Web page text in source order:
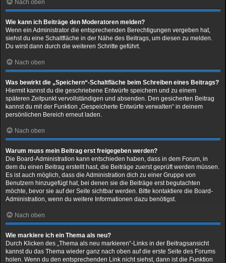
Nach oben
Wie kann ich Beiträge den Moderatoren melden?
Wenn ein Administrator die entsprechenden Berechtigungen vergeben hat,
siehst du eine Schaltfläche in der Nähe des Beitrags, um diesen zu melden.
Du wirst dann durch die weiteren Schritte geführt.
Nach oben
Was bewirkt die „Speichern“-Schaltfläche beim Schreiben eines Beitrags?
Hiermit kannst du die geschriebene Entwürfe speichern und zu einem
späteren Zeitpunkt vervollständigen und absenden. Den gesicherten Beitrag
kannst du mit der Funktion „Gespeicherte Entwürfe verwalten“ in deinem
persönlichen Bereich erneut laden.
Nach oben
Warum muss mein Beitrag erst freigegeben werden?
Die Board-Administration kann entschieden haben, dass in dem Forum, in
dem du einen Beitrag erstellt hast, die Beiträge zuerst geprüft werden müssen.
Es ist auch möglich, dass die Administration dich zu einer Gruppe von
Benutzern hinzugefügt hat, bei denen sie die Beiträge erst begutachten
möchte, bevor sie auf der Seite sichtbar werden. Bitte kontaktiere die Board-
Administration, wenn du weitere Informationen dazu benötigst.
Nach oben
Wie markiere ich ein Thema als neu?
Durch Klicken des „Thema als neu markieren“-Links in der Beitragsansicht
kannst du das Thema wieder ganz nach oben auf die erste Seite des Forums
holen. Wenn du den entsprechenden Link nicht siehst, dann ist die Funktion